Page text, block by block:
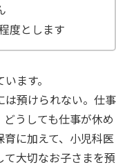
度とします
ます。
は預けられない。仕事
うしても仕事が休め
に加えて、小児科医
大切なお子さまを預